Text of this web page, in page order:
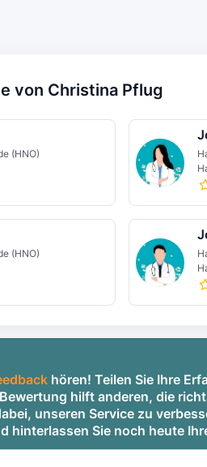
von Christina Pflug
(HNO)
(HNO)
hören! Teilen Sie Ihre
hilft anderen, die
unseren Service zu
hinterlassen Sie noch heute